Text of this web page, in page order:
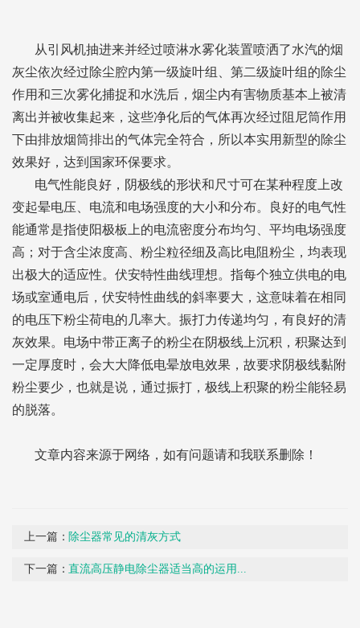
从引风机抽进来并经过喷淋水雾化装置喷洒了水汽的烟
灰尘依次经过除尘腔内第一级旋叶组、第二级旋叶组的除尘
作用和三次雾化捕捉和水洗后，烟尘内有害物质基本上被清
离出并被收集起来，这些净化后的气体再次经过阻尼筒作用
下由排放烟筒排出的气体完全符合，所以本实用新型的除尘
效果好，达到国家环保要求。
电气性能良好，阴极线的形状和尺寸可在某种程度上改
变起晕电压、电流和电场强度的大小和分布。良好的电气性
能通常是指使阳极板上的电流密度分布均匀、平均电场强度
高；对于含尘浓度高、粉尘粒径细及高比电阻粉尘，均表现
出极大的适应性。伏安特性曲线理想。指每个独立供电的电
场或室通电后，伏安特性曲线的斜率要大，这意味着在相同
的电压下粉尘荷电的几率大。振打力传递均匀，有良好的清
灰效果。电场中带正离子的粉尘在阴极线上沉积，积聚达到
一定厚度时，会大大降低电晕放电效果，故要求阴极线黏附
粉尘要少，也就是说，通过振打，极线上积聚的粉尘能轻易
的脱落。
文章内容来源于网络，如有问题请和我联系删除！
上一篇： 除尘器常见的清灰方式
下一篇：直流高压静电除尘器适当高的运用...